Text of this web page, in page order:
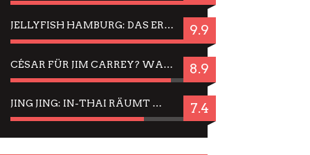
JELLYFISH HAMBURG: DAS ERFOLGREICHE SOMMER-MENÜ 2025 IN GEFÜHLEN UND BILDERN 9.9
CÉSAR FÜR JIM CARREY? WARUM DAS EINER DER NERVIGSTEN ACTORS IST UND BLEIBT 8.9
JING JING: IN-THAI RÄUMT WIEDER TITEL AB – EIN ZWEI-STUNDEN-ERLEBNISBERICHT 7.4